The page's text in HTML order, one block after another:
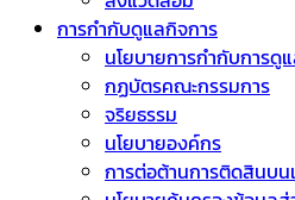
การกำกับดูแลกิจการ
นโยบายการกำกับการดู
กฏบัตรคณะกรรมการ
จริยธรรม
นโยบายองค์กร
การต่อต้านการติดสินบน